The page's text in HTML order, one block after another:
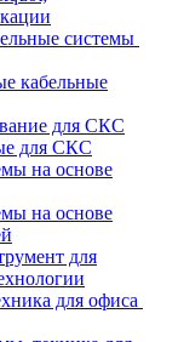
системы
кабельные
для СКС
для СКС
на основе
на основе
для
для офиса